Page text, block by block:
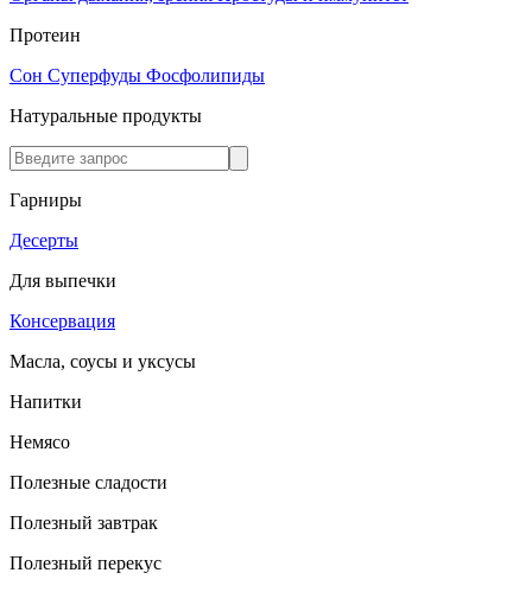
Протеин
Сон Суперфуды Фосфолипиды
Натуральные продукты
Гарниры
Десерты
Для выпечки
Консервация
Масла, соусы и уксусы
Напитки
Немясо
Полезные сладости
Полезный завтрак
Полезный перекус